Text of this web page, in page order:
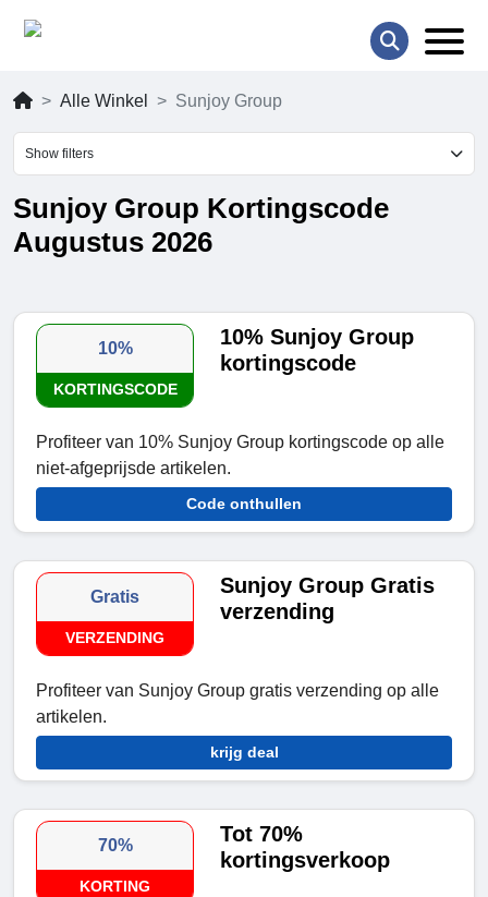
Alle Winkel Sunjoy Group
Show filters
Sunjoy Group Kortingscode
Augustus 2026
10%
KORTINGSCODE
10% Sunjoy Group
kortingscode
Profiteer van 10% Sunjoy Group kortingscode op alle
niet-afgeprijsde artikelen.
Code onthullen
Gratis
VERZENDING
Sunjoy Group Gratis
verzending
Profiteer van Sunjoy Group gratis verzending op alle
artikelen.
krijg deal
70%
KORTING
Tot 70%
kortingsverkoop